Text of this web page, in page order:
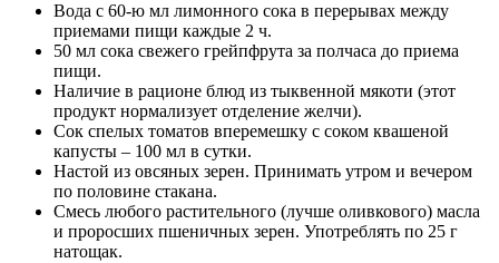
Вода с 60-ю мл лимонного сока в перерывах между
приемами пищи каждые 2 ч.
50 мл сока свежего грейпфрута за полчаса до приема
пищи.
Наличие в рационе блюд из тыквенной мякоти (этот
продукт нормализует отделение желчи).
Сок спелых томатов вперемешку с соком квашеной
капусты – 100 мл в сутки.
Настой из овсяных зерен. Принимать утром и вечером
по половине стакана.
Смесь любого растительного (лучше оливкового) масла
и проросших пшеничных зерен. Употреблять по 25 г
натощак.